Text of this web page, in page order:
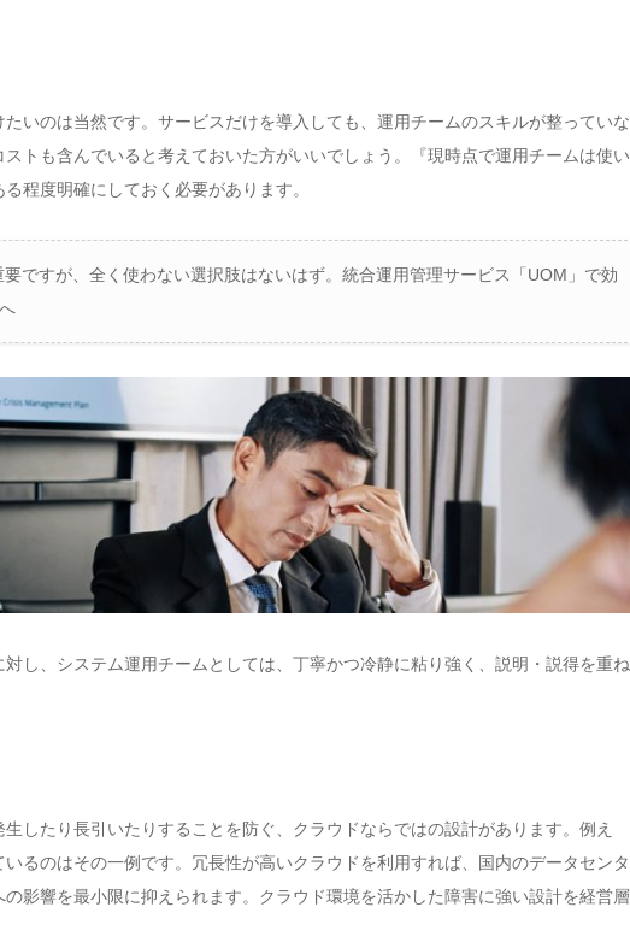
いのは当然です。サービスだけを導入しても、運用チームのスキルが整っていな
トも含んでいると考えておいた方がいいでしょう。『現時点で運用チームは使い
程度明確にしておく必要があります。
ですが、全く使わない選択肢はないはず。統合運用管理サービス「UOM」で効
へ
し、システム運用チームとしては、丁寧かつ冷静に粘り強く、説明・説得を重ね
したり長引いたりすることを防ぐ、クラウドならではの設計があります。例え
るのはその一例です。冗長性が高いクラウドを利用すれば、国内のデータセンタ
影響を最小限に抑えられます。クラウド環境を活かした障害に強い設計を経営層